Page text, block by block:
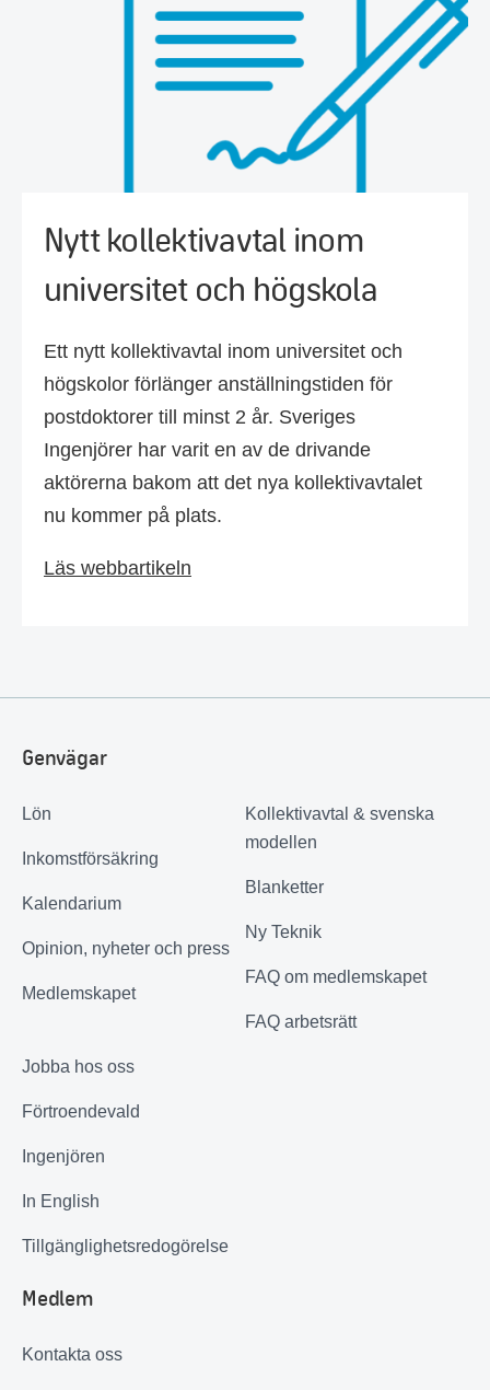
Nytt kollektivavtal inom
universitet och högskola
Ett nytt kollektivavtal inom universitet och
högskolor förlänger anställningstiden för
postdoktorer till minst 2 år. Sveriges
Ingenjörer har varit en av de drivande
aktörerna bakom att det nya kollektivavtalet
nu kommer på plats.
Läs webbartikeln
Genvägar
Lön
Inkomstförsäkring
Kalendarium
Opinion, nyheter och press
Medlemskapet
Kollektivavtal & svenska
modellen
Blanketter
Ny Teknik
FAQ om medlemskapet
FAQ arbetsrätt
Jobba hos oss
Förtroendevald
Ingenjören
In English
Tillgänglighetsredogörelse
Medlem
Kontakta oss